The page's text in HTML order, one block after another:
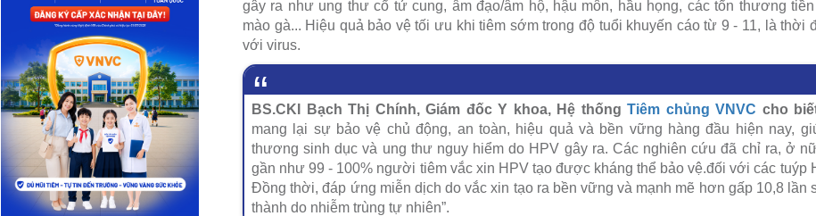
gây ra như ung thư cổ tử cung, âm đạo/âm hộ, hậu môn, hầu họng, các tổn thương
mào gà... Hiệu quả bảo vệ tối ưu khi tiêm sớm trong độ tuổi khuyến cáo từ 9 - 11, là thời
với virus.
BS.CKI Bạch Thị Chính, Giám đốc Y khoa, Hệ thốngTiêm chủng VNVC cho
mang lại sự bảo vệ chủ động, an toàn, hiệu quả và bền vững hàng đầu hiện nay,
thương sinh dục và ung thư nguy hiểm do HPV gây ra. Các nghiên cứu đã chỉ ra, ở
gần như 99 - 100% người tiêm vắc xin HPV tạo được kháng thể bảo vệ.đối với các tuýp
Đồng thời, đáp ứng miễn dịch do vắc xin tạo ra bền vững và mạnh mẽ hơn gấp 10,8 lần
thành do nhiễm trùng tự nhiên”.